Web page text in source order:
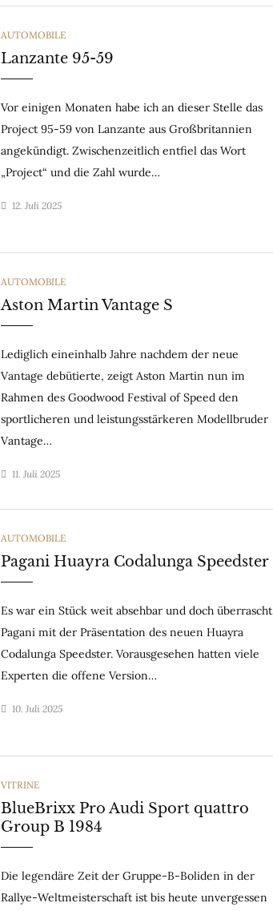
CATEGORIES
AUTOMOBILE
Lanzante 95-59
Vor einigen Monaten habe ich an dieser Stelle das
Project 95-59 von Lanzante aus Großbritannien
angekündigt. Zwischenzeitlich entfiel das Wort
„Project“ und die Zahl wurde…
12. Juli 2025
CATEGORIES
AUTOMOBILE
Aston Martin Vantage S
Lediglich eineinhalb Jahre nachdem der neue
Vantage debütierte, zeigt Aston Martin nun im
Rahmen des Goodwood Festival of Speed den
sportlicheren und leistungsstärkeren Modellbruder
Vantage…
11. Juli 2025
CATEGORIES
AUTOMOBILE
Pagani Huayra Codalunga Speedster
Es war ein Stück weit absehbar und doch überrascht
Pagani mit der Präsentation des neuen Huayra
Codalunga Speedster. Vorausgesehen hatten viele
Experten die offene Version…
10. Juli 2025
CATEGORIES
VITRINE
BlueBrixx Pro Audi Sport quattro
Group B 1984
Die legendäre Zeit der Gruppe-B-Boliden in der
Rallye-Weltmeisterschaft ist bis heute unvergessen